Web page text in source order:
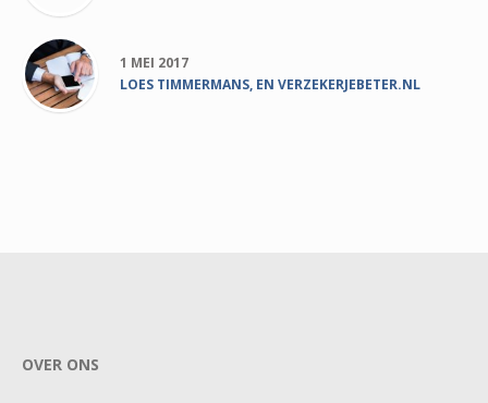
1 MEI 2017
LOES TIMMERMANS, EN VERZEKERJEBETER.NL
OVER ONS